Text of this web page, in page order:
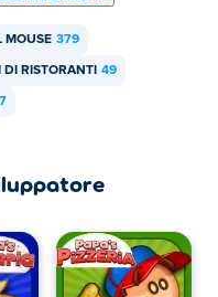
MOUSE 379
DI RISTORANTI 49